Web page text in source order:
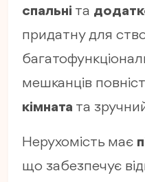
спальні та
придатну для
мешканців
кімната та
Нерухомість має
що забезпечує